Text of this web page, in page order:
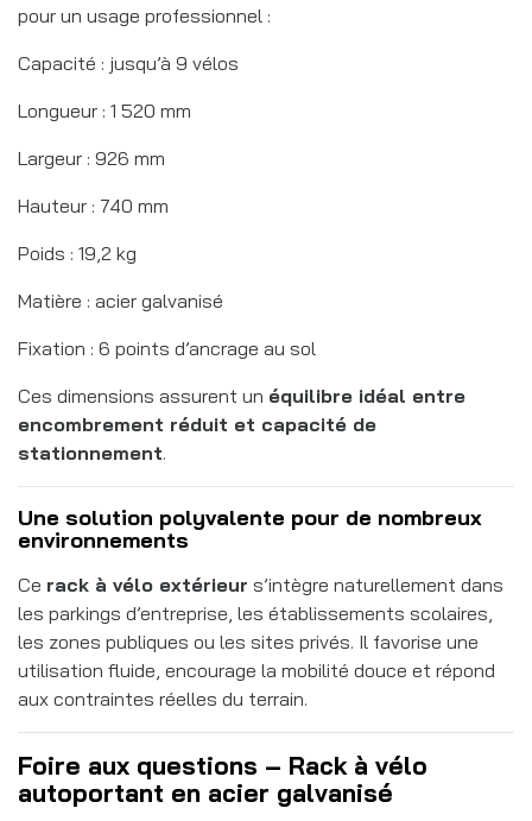
pour un usage professionnel :
Capacité : jusqu’à 9 vélos
Longueur : 1 520 mm
Largeur : 926 mm
Hauteur : 740 mm
Poids : 19,2 kg
Matière : acier galvanisé
Fixation : 6 points d’ancrage au sol
Ces dimensions assurent un équilibre idéal entre
encombrement réduit et capacité de
stationnement.
Une solution polyvalente pour de nombreux
environnements
Ce rack à vélo extérieur s’intègre naturellement dans
les parkings d’entreprise, les établissements scolaires,
les zones publiques ou les sites privés. Il favorise une
utilisation fluide, encourage la mobilité douce et répond
aux contraintes réelles du terrain.
Foire aux questions – Rack à vélo
autoportant en acier galvanisé